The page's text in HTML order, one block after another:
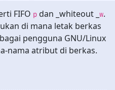
FIFO p dan _whiteout _ w.
di mana letak berkas
pengguna GNU/Linux
nama atribut di berkas.